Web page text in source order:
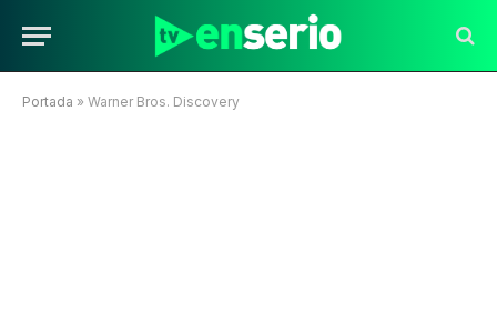
Portada » Warner Bros. Discovery